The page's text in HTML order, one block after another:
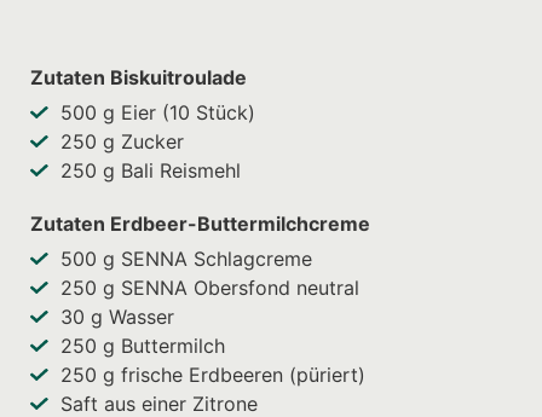
Zutaten Biskuitroulade
500 g Eier (10 Stück)
250 g Zucker
250 g Bali Reismehl
Zutaten Erdbeer-Buttermilchcreme
500 g SENNA Schlagcreme
250 g SENNA Obersfond neutral
30 g Wasser
250 g Buttermilch
250 g frische Erdbeeren (püriert)
Saft aus einer Zitrone